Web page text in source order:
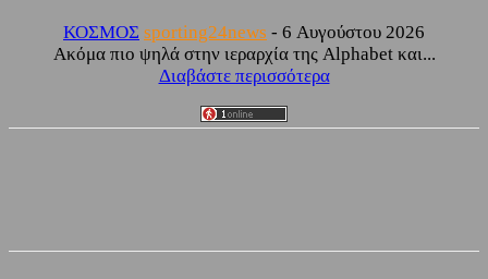
ΚΟΣΜΟΣ sporting24news - 6 Αυγούστου 2026
Ακόμα πιο ψηλά στην ιεραρχία της Alphabet και...
Διαβάστε περισσότερα